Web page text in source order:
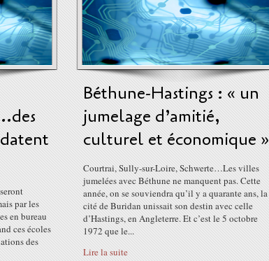
par les
en bureau
ces écoles
des
Béthune-Hastings : « un
jumelage d’amitié,
culturel et économique »
Courtrai, Sully-sur-Loire, Schwerte…Les villes
jumelées avec Béthune ne manquent pas. Cette
année, on se souviendra qu’il y a quarante ans, la
cité de Buridan unissait son destin avec celle
d’Hastings, en Angleterre. Et c’est le 5 octobre
1972 que le...
Lire la suite